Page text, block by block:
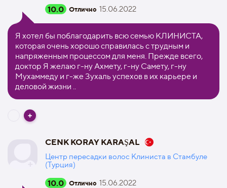
10.0 Отлично 15.06.2022
Я хотел бы поблагодарить всю семью КЛИНИСТА,
которая очень хорошо справилась с трудным и
напряженным процессом для меня. Прежде всего,
доктор Я желаю г-ну Ахмету, г-ну Самету, г-ну
Мухаммеду и г-же Зухаль успехов в их карьере и
деловой жизни ..
CENK KORAY KARAŞAL
Центр пересадки волос Клиниста в Стамбуле
(Турция)
10.0 Отлично 15.06.2022